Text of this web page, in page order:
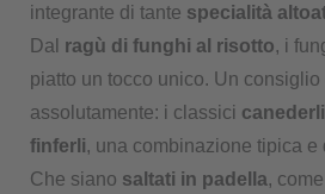
integrante di tante specialità
Dal ragù di funghi al risotto, i
piatto un tocco unico. Un consiglio
assolutamente: i classici
finferli, una combinazione tipica e
Che siano saltati in padella, come